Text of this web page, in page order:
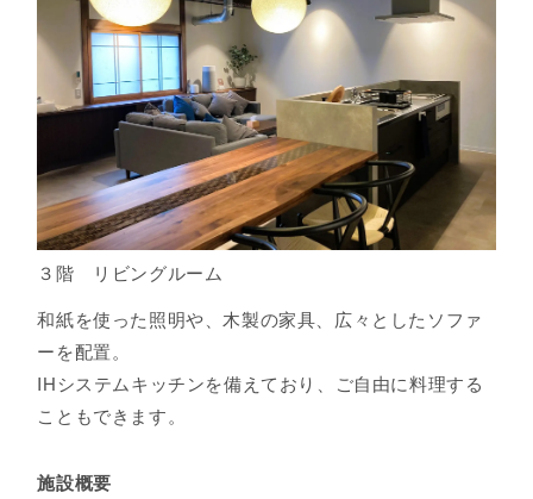
３階 リビングルーム
和紙を使った照明や、木製の家具、広々としたソファ
ーを配置。
IHシステムキッチンを備えており、ご自由に料理する
こともできます。
施設概要